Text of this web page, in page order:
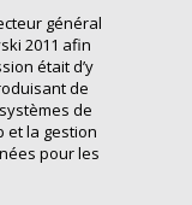
général
2011 afin
était d’y
de
de
et la gestion
pour les